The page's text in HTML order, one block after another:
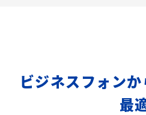
ビジネスフォン
最